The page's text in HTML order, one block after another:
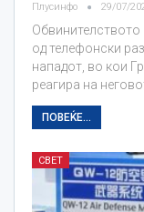
Плусинфо 29/07/
од телефонски
нападот, во кои
реагира на
ПОВЕЌЕ...
СВЕТ